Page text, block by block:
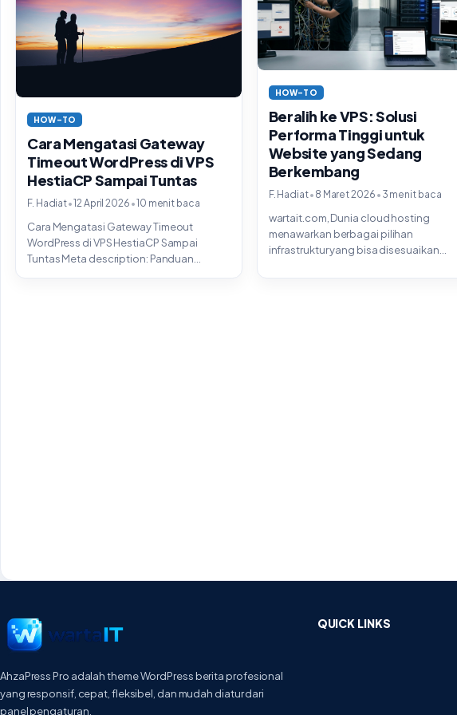
HOW-TO
Cara Mengatasi Gateway
Timeout WordPress di VPS
HestiaCP Sampai Tuntas
F. Hadiat•12 April 2026 •10 menit baca
Cara Mengatasi Gateway Timeout
WordPress di VPS HestiaCP Sampai
Tuntas Meta description: Panduan
lengkap mengatasi 504 Gateway
HOW-TO
Beralih ke VPS: Solusi
Performa Tinggi untuk
Website yang Sedang
Berkembang
F. Hadiat• 8 Maret 2026 • 3 menit baca
wartait.com, Dunia cloud hosting
menawarkan berbagai pilihan
infrastruktur yang bisa disesuaikan
shared...
AhzaPress Pro adalah theme WordPress berita profesional
yang responsif, cepat, fleksibel, dan mudah diatur dari
panel pengaturan.
QUICK LINKS